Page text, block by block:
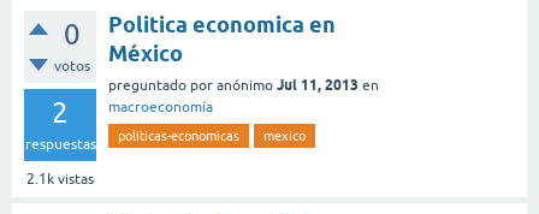
0
votos
2
respuestas
2.1k vistas
Politica economica en
México
preguntado por anónimo Jul 11, 2013 en
macroeconomía
politicas-economicas mexico